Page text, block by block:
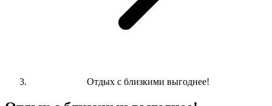
Отдых с близкими выгоднее!